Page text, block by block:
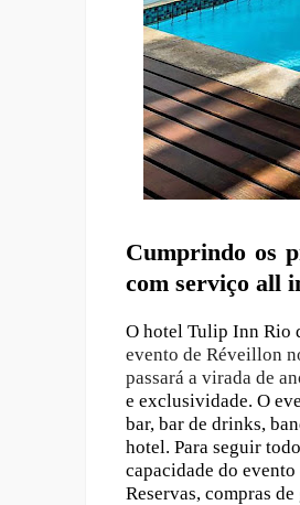
Cumprindo os
com serviço all
O hotel Tulip Inn Rio
evento de Réveillon
passará a virada de
e exclusividade. O
bar, bar de drinks,
hotel. Para seguir
capacidade do
Reservas, compras de